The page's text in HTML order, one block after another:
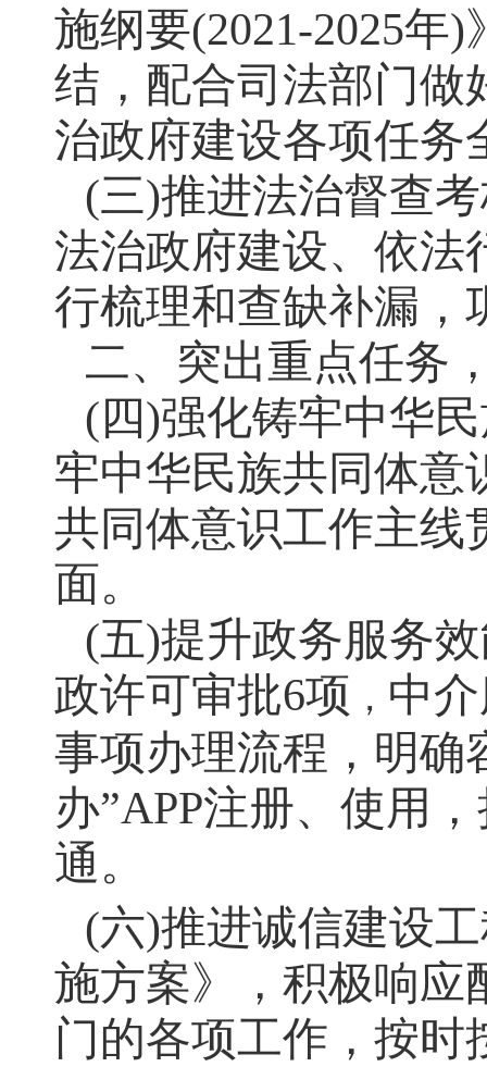
施纲要(2021-2025年
结，配合司法部门做
治政府建设各项任务
(三)推进法治督查
法治政府建设、依法
行梳理和查缺补漏，
二、突出重点任务
(四)强化铸牢中华
牢中华民族共同体意
共同体意识工作主线
面。
(五)提升政务服务
政许可审批6项 ， 中
事项办理流程，明确
办”APP注册、使用
通。
(六)推进诚信建设
施方案》，积极响应
门的各项工作，按时